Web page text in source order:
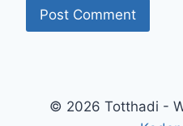
© 2026 Totthadi -